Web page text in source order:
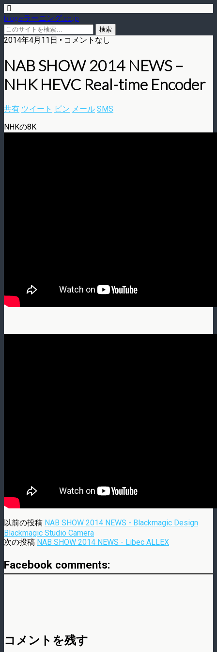
blog.eラーニング.co.jp
2014年4月11日 • コメントなし
NAB SHOW 2014 NEWS –
NHK HEVC Real-time Encoder
共有 ツイート ピン メール SMS
NHKの8K
以前の投稿 NAB SHOW 2014 NEWS - Blackmagic Design
Blackmagic Studio Camera
次の投稿 NAB SHOW 2014 NEWS - Libec ALLEX
Facebook comments:
コメントを残す